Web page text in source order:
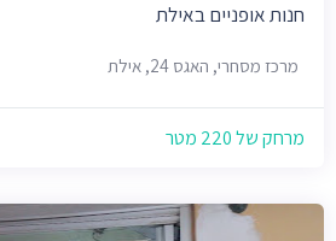
חנות אופניים באילת
מרכז מסחרי, האגס 24, אילת
מרחק של 220 מטר